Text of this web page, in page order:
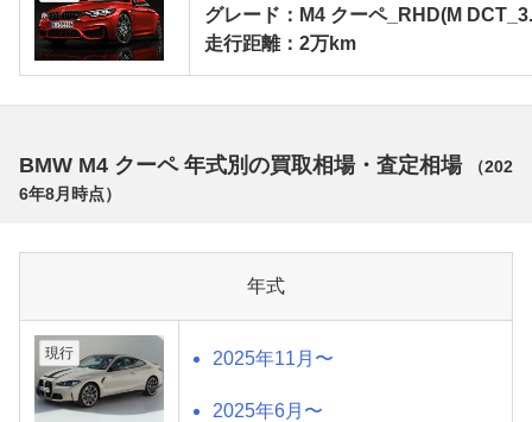
グレード：M4 クーペ_RHD(M
走行距離：2万km
BMW M4 クーペ 年式別の買取相場・査定相場 （202
6年8月 時点）
年式
現行 2025年11月〜
2025年6月〜